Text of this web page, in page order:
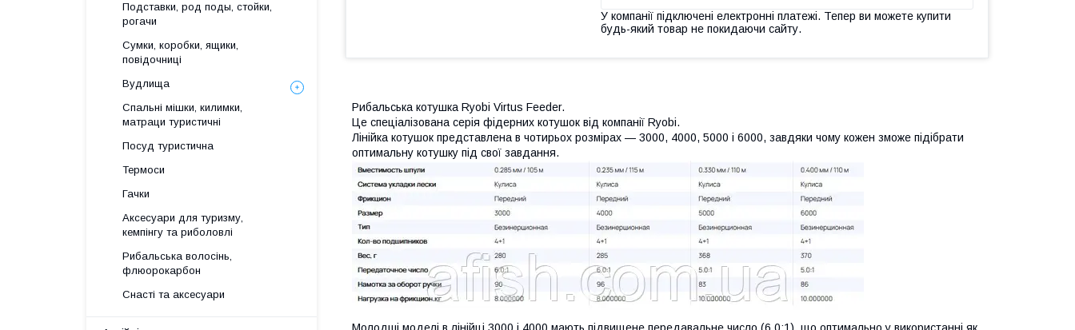
У компанії підключені електронні платежі. Тепер ви можете купити
будь-який товар не покидаючи сайту.
Рибальська котушка Ryobi Virtus Feeder.
Це спеціалізована серія фідерних котушок від компанії Ryobi.
Лінійка котушок представлена в чотирьох розмірах — 3000, 4000, 5000 і 6000, завдяки чому кожен зможе підібрати
оптимальну котушку під свої завдання.
Молодші моделі в лінійці 3000 і 4000 мають підвищене передавальне число (6.0:1), що оптимально у використанні як
Подставки, род поды, стойки,
рогачи
Сумки, коробки, ящики,
повідочниці
Вудлища
Спальні мішки, килимки,
матраци туристичні
Посуд туристична
Термоси
Гачки
Аксесуари для туризму,
кемпінгу та риболовлі
Рибальська волосінь,
флюорокарбон
Снасті та аксесуари